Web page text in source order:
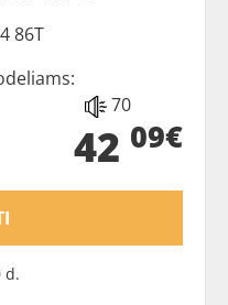
86T
70
42 09€
d.